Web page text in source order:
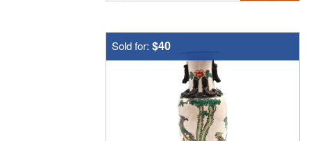
Sold for: $40